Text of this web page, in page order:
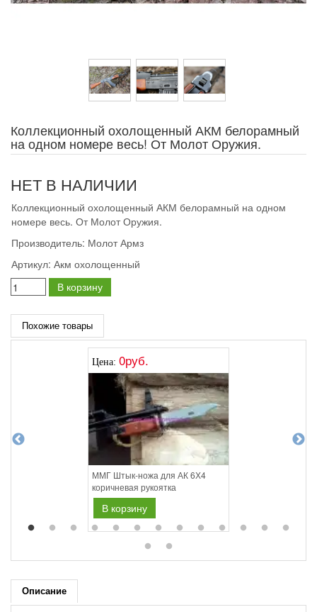
Коллекционный охолощенный АКМ белорамный
на одном номере весь! От Молот Оружия.
НЕТ В НАЛИЧИИ
Коллекционный охолощенный АКМ белорамный на одном
номере весь. От Молот Оружия.
Производитель: Молот Армз
Артикул: Акм охолощенный
В корзину
Похожие товары
Цена: 0руб.
ММГ Штык-ножа для АК 6Х4
коричневая рукоятка
В корзину
Описание